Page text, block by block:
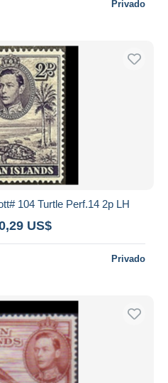
Privado
104 Turtle Perf.14 2p LH
US$
Privado